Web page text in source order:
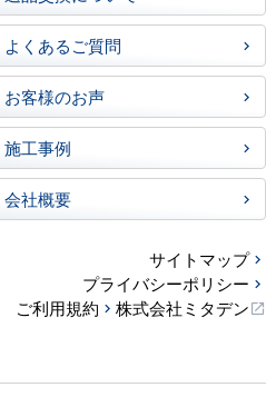
よくあるご質問
お客様のお声
施工事例
会社概要
サイトマップ
プライバシーポリシー
ご利用規約
株式会社ミタデン